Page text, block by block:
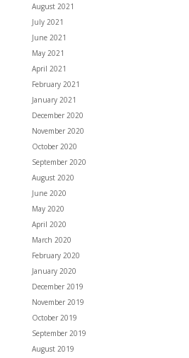
August 2021
July 2021
June 2021
May 2021
April 2021
February 2021
January 2021
December 2020
November 2020
October 2020
September 2020
August 2020
June 2020
May 2020
April 2020
March 2020
February 2020
January 2020
December 2019
November 2019
October 2019
September 2019
August 2019